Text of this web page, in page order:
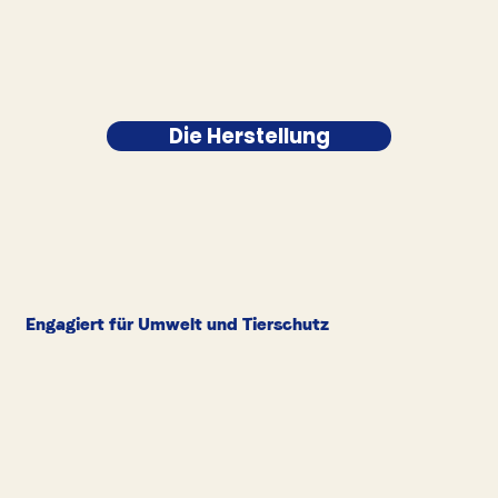
Die Herstellung
Engagiert für Umwelt und Tierschutz